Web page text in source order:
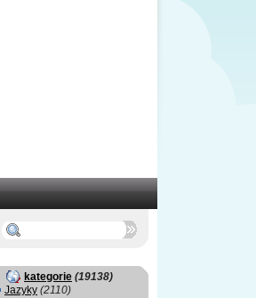
kategorie (19138)
Jazyky (2110)